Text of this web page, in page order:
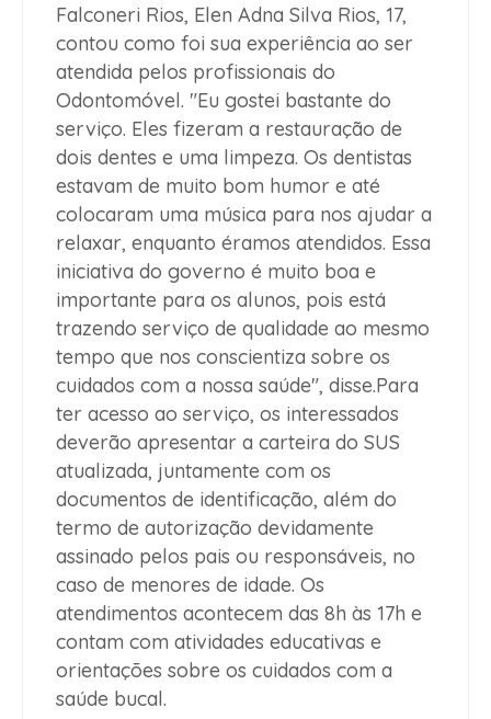
Falconeri Rios, Elen Adna Silva Rios, 17,
contou como foi sua experiência ao ser
atendida pelos profissionais do
Odontomóvel. "Eu gostei bastante do
serviço. Eles fizeram a restauração de
dois dentes e uma limpeza. Os dentistas
estavam de muito bom humor e até
colocaram uma música para nos ajudar a
relaxar, enquanto éramos atendidos. Essa
iniciativa do governo é muito boa e
importante para os alunos, pois está
trazendo serviço de qualidade ao mesmo
tempo que nos conscientiza sobre os
cuidados com a nossa saúde", disse.Para
ter acesso ao serviço, os interessados
deverão apresentar a carteira do SUS
atualizada, juntamente com os
documentos de identificação, além do
termo de autorização devidamente
assinado pelos pais ou responsáveis, no
caso de menores de idade. Os
atendimentos acontecem das 8h às 17h e
contam com atividades educativas e
orientações sobre os cuidados com a
saúde bucal.